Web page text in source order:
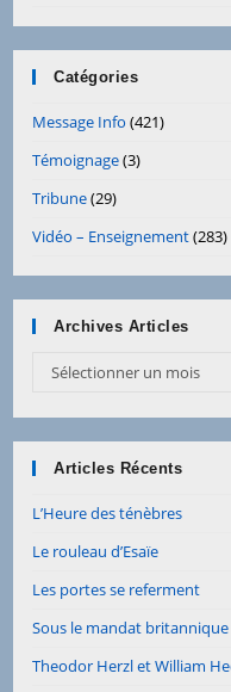
Catégories
Message Info (421)
Témoignage(3)
Tribune(29)
Vidéo – Enseignement(283)
Archives Articles
Archives
Sélectionner un mois
Articles Récents
L’Heure des ténèbres
Le rouleau d’Esaïe
Les portes se referment
Sous le mandat britannique
Theodor Herzl et William